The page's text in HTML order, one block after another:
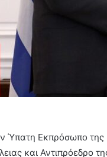
Ύπατη Εκπρόσωπο της
και Αντιπρόεδρο